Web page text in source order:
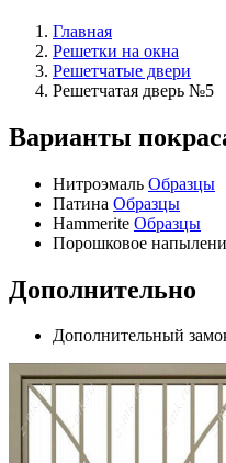
Главная
Решетки на окна
Решетчатые двери
Решетчатая дверь №5
Варианты
Нитроэмаль Образцы
Патина Образцы
Hammerite Образцы
Порошковое
Дополнительно
Дополнительный